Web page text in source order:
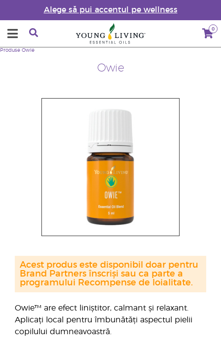
Alege să pui accentul pe wellness
0
Owie
Produse Owie
Owie™ are efect liniștitor, calmant și relaxant.
Aplicați local pentru îmbunătăți aspectul pielii
copilului dumneavoastră.
Acest produs este disponibil doar pentru
Brand Partners înscriși sau ca parte a
programului Recompense de loialitate.